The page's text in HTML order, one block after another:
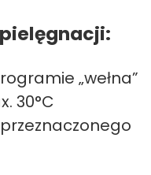
„wełna”
30°C